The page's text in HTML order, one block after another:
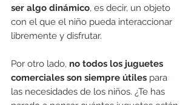
ser algo dinámico, es decir, un objeto
con el que el niño pueda interaccionar
libremente y disfrutar.
Por otro lado, no todos los juguetes
comerciales son siempre útiles para
las necesidades de los niños. ¿Te has